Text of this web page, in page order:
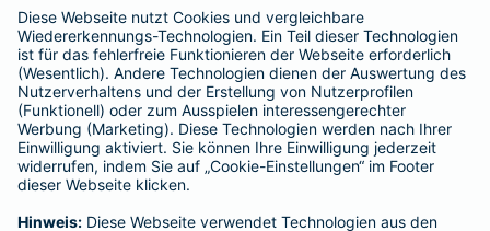
ÜBER BARMENIA
Kontakt
Karriere
Presse
Unternehmen
Anfahrt
Affiliate-Partner werden
Barmenia ist Teil der BarmeniaGothaer